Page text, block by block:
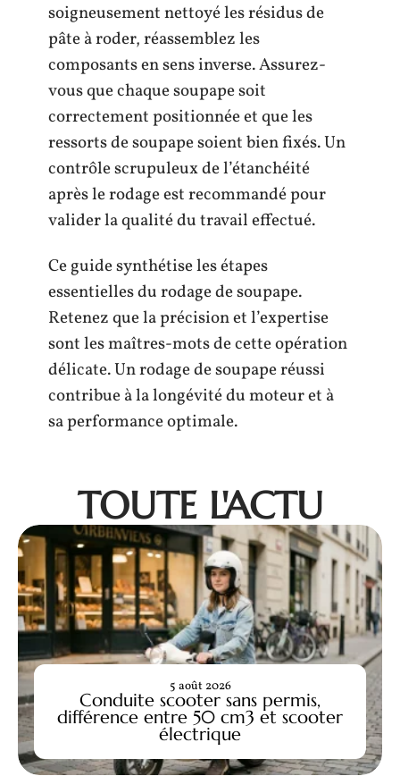
soigneusement nettoyé les résidus de
pâte à roder, réassemblez les
composants en sens inverse. Assurez-
vous que chaque soupape soit
correctement positionnée et que les
ressorts de soupape soient bien fixés. Un
contrôle scrupuleux de l’étanchéité
après le rodage est recommandé pour
valider la qualité du travail effectué.
Ce guide synthétise les étapes
essentielles du rodage de soupape.
Retenez que la précision et l’expertise
sont les maîtres-mots de cette opération
délicate. Un rodage de soupape réussi
contribue à la longévité du moteur et à
sa performance optimale.
TOUTE L'ACTU
Conduite scooter sans permis,
différence entre 50 cm3 et scooter
électrique
5 août 2026